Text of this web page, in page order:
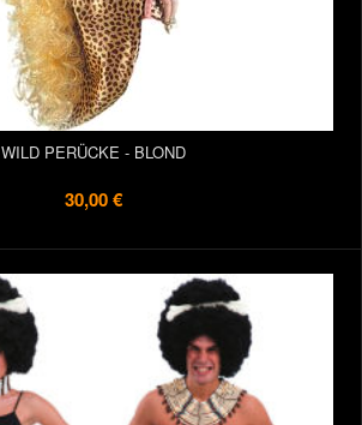
WILD PERÜCKE - BLOND
30,00 €